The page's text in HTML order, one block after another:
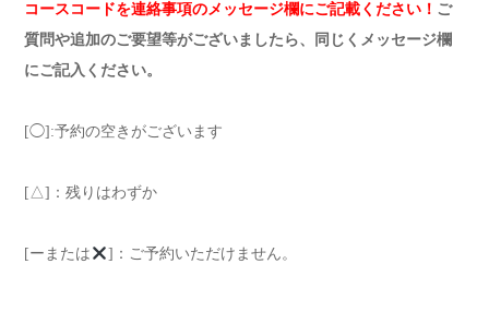
コースコードを連絡事項のメッセージ欄にご記載ください！ ご
質問や追加のご要望等がございましたら、同じくメッセージ欄
にご記入ください。
[◯]:予約の空きがございます
[△]：残りはわずか
[ーまたは ]：ご予約いただけません。